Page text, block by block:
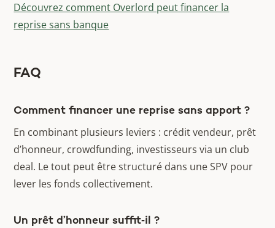
Découvrez comment Overlord peut financer la
reprise sans banque
FAQ
Comment financer une reprise sans apport ?
En combinant plusieurs leviers : crédit vendeur, prêt
d’honneur, crowdfunding, investisseurs via un club
deal. Le tout peut être structuré dans une SPV pour
lever les fonds collectivement.
Un prêt d’honneur suffit‑il ?